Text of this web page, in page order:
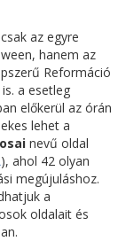
az egyre
hanem az
Reformáció
a esetleg
előkerül az órán
lehet a
nevű oldal
), ahol 42 olyan
megújuláshoz.
a
oldalait és